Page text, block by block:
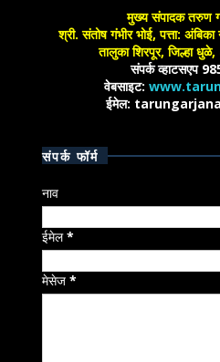
मुख्य संपादक तरुण
श्री. संतोष गंभीर भोई, पत्ता:
तालुका शिरपूर, जिल्हा
संपर्क व्हाटसएप
वेबसाइट:
ईमेल:
संपर्क फॉर्म
नाव
ईमेल*
मेसेज*